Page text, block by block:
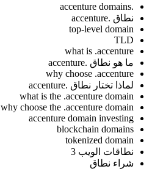
.accenture domains
نطاق .accenture
top-level domain
TLD
what is .accenture
ما هو نطاق .accenture
why choose .accenture
لماذا تختار نطاق .accenture
what is the .accenture domain
why choose the .accenture domain
accenture domain investing
blockchain domains
tokenized domain
نطاقات الويب 3
شراء نطاق